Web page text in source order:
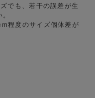
でも、若干の誤差が生
程度のサイズ個体差が